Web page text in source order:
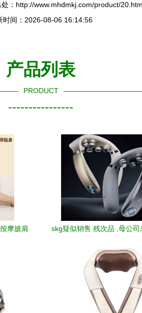
：http://www.mhdmkj.com/product/
时间：2026-08-06 16:14:56
产品列表
PRODUCT
----------------
摩披肩
skg疑似销售 残次品 ,母公